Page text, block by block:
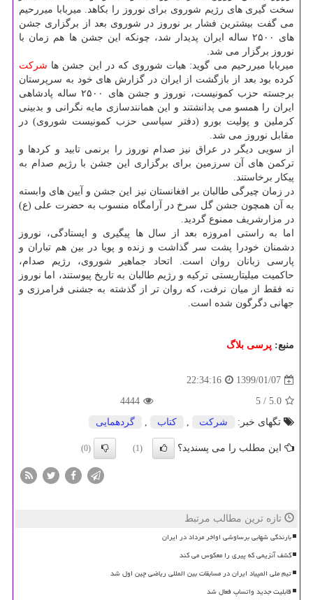
سخت گیری های رژیم شوروی برای نوروز را بكاهد. میربابا میررحیم
می گفت بیشترین فشار بر نوروز در شوروی بعد از برگزاری جشن
های ۲۵۰۰ ساله ایران پدیدار شد، چونكه این جشن ها هم زمان با
نوروز برگزار می شد.
میربابا میررحیم می گوید: هیات شوروی كه در این جشن ها شركت
كرده بود بعد از بازگشت از ایران در گزارش های خود به سرپرستان
برجسته حزب كمونیست، نوروز و جشن های ۲۵۰۰ ساله پادشاهی
ایران را همسو می پدانشتند و این همانندسازی مایه نگرانی و بدبینی
كرملین و پولیت بورو (دفتر سیاسی حزب كمونیست شوروی) در
مقابل نوروز می شد.
از سویی دیگر در عراق نیز صدام نوروز را برنمی تابید و كردها و
تركمن های آن سرزمین برای برگزاری این جشن با رژیم صدام به
پیكار برخاستند.
در زمان چیرگی طالبان بر افغانستان نیز این جشن و آیین های وابسته
به آن همچون جشن گل سرخ در آرامگاه منسوب به حضرت علی (ع)
در مزارشریف ممنوع گردید.
اما به راستی امروزه بعد از سال ها پیگیری و ایستادگی، نوروز
دشمنان خودرا پشت سر گذاشت و زنده و پویا در بین هم تباران و
پارسی زبانان روان است. اتحاد جماهیر شوروی، رژیم صدام،
حاكمیت میلیتاریستی تركیه و رژیم طالبان به تاریخ پیوستند، اما نوروز
نه فقط از میان نرفت، كه روان تر از گذشته به جشنی فرامرزی و
جهانی دگرگون شده است.
منبع: پرسی بلاگ
1399/01/07
22:34:16
5.0
/ 5
4444
تگهای خبر:
شركت , كتاب , گردهمایی
این مطلب را می پسندید؟ (1)
(0)
تازه ترین مطالب مرتبط
بارندگی شهابی برساوشی اواخر مرداد در ایران
کشف آنزیمی که پیری را معکوس می کند
تیم ملی المپیاد ایران در مسابقات بین المللی ریاضی چین اول شد
قابلیت جدید واتساپ فعال شد